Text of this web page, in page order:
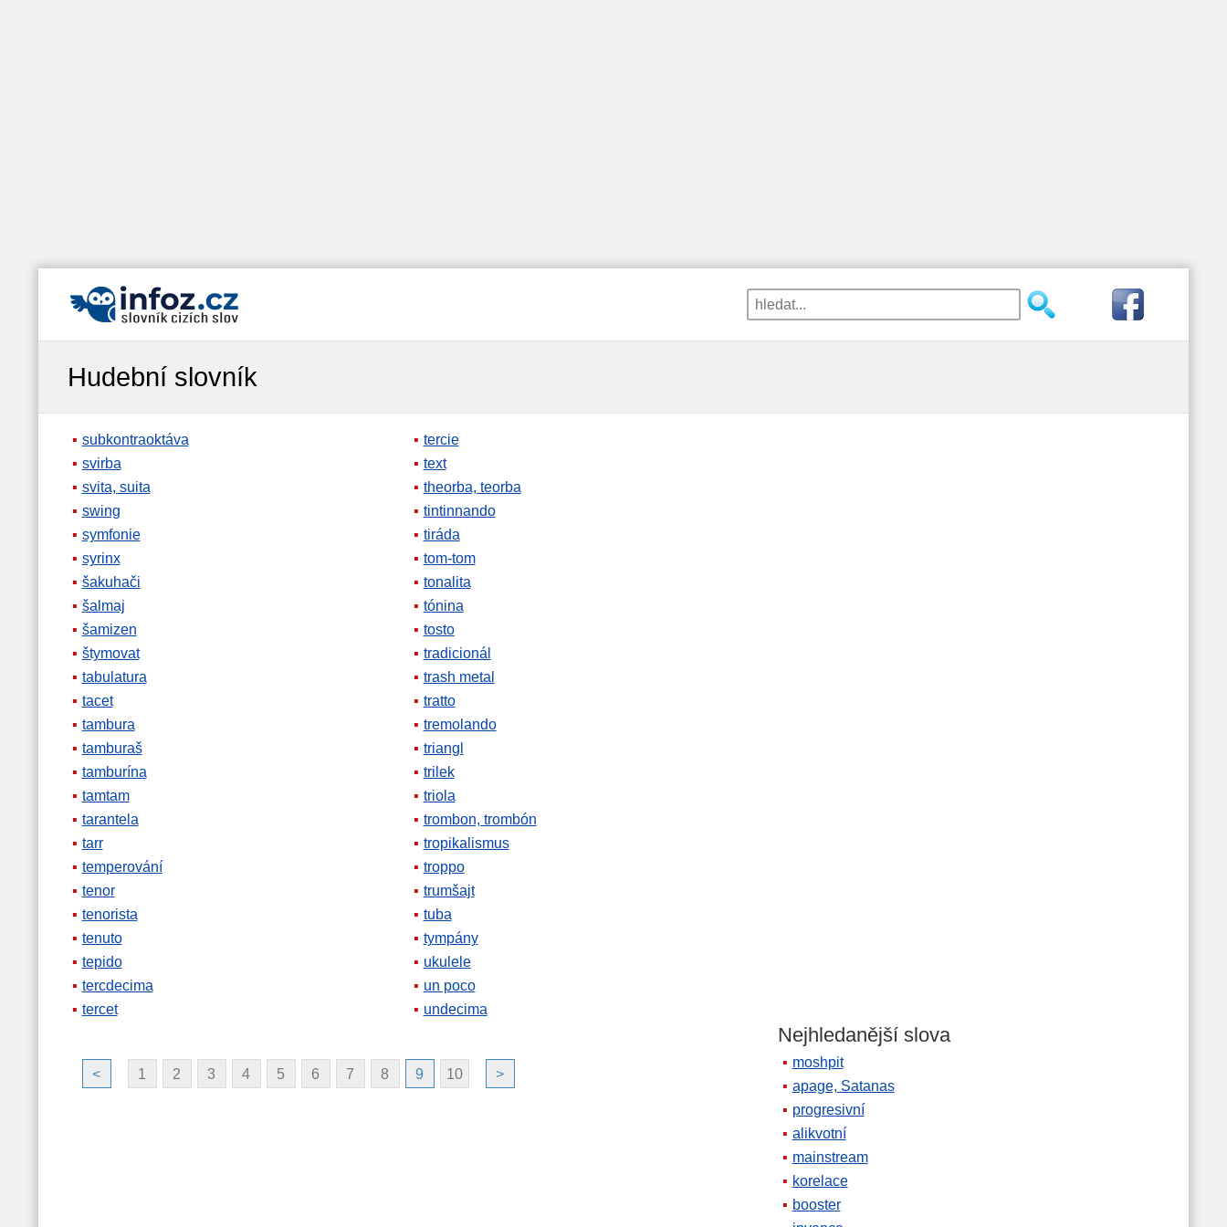
Hudební slovník
subkontraoktáva
svirba
svita, suita
swing
symfonie
syrinx
šakuhači
šalmaj
šamizen
štymovat
tabulatura
tacet
tambura
tamburaš
tamburína
tamtam
tarantela
tarr
temperování
tenor
tenorista
tenuto
tepido
tercdecima
tercet
tercie
text
theorba, teorba
tintinnando
tiráda
tom-tom
tonalita
tónina
tosto
tradicionál
trash metal
tratto
tremolando
triangl
trilek
triola
trombon, trombón
tropikalismus
troppo
trumšajt
tuba
tympány
ukulele
un poco
undecima
< 1 2 3 4 5 6 7 8 9 10 >
Nejhledanější slova
moshpit
apage, Satanas
progresivní
alikvotní
mainstream
korelace
booster